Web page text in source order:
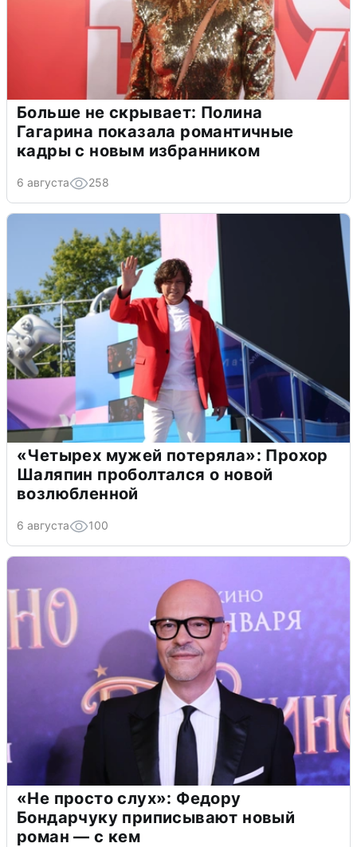
Больше не скрывает: Полина
Гагарина показала романтичные
кадры с новым избранником
6 августа 258
«Четырех мужей потеряла»: Прохор
Шаляпин проболтался о новой
возлюбленной
6 августа 100
«Не просто слух»: Федору
Бондарчуку приписывают новый
роман — с кем